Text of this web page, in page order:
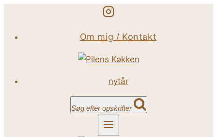
indhold
Om mig / Kontakt
nytår
Søg efter opskrifter